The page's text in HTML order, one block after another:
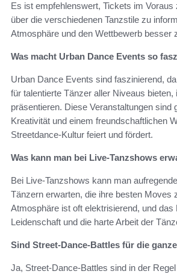
Es ist empfehlenswert, Tickets im
über die verschiedenen Tanzstile zu
Atmosphäre und den Wettbewerb besser
Was macht Urban Dance Events so
Urban Dance Events sind faszinierend,
für talentierte Tänzer aller Niveaus bieten,
präsentieren. Diese Veranstaltungen sind
Kreativität und einem freundschaftlichen
Streetdance-Kultur feiert und fördert.
Was kann man bei Live-Tanzshows
Bei Live-Tanzshows kann man
Tänzern erwarten, die ihre besten Moves
Atmosphäre ist oft elektrisierend, und das
Leidenschaft und die harte Arbeit der
Sind Street-Dance-Battles für die
Ja, Street-Dance-Battles sind in der